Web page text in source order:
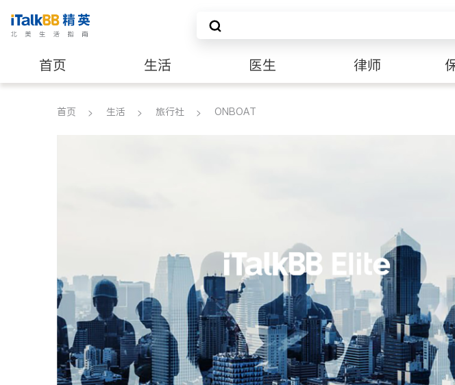
首页 生活 医生 律师
养老 非盈利组织
首页 生活 旅行社 ONBOAT